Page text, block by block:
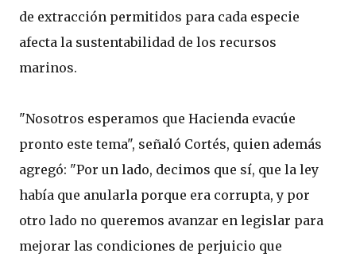
de extracción permitidos para cada especie
afecta la sustentabilidad de los recursos
marinos.
"Nosotros esperamos que Hacienda evacúe
pronto este tema", señaló Cortés, quien además
agregó: "Por un lado, decimos que sí, que la ley
había que anularla porque era corrupta, y por
otro lado no queremos avanzar en legislar para
mejorar las condiciones de perjuicio que